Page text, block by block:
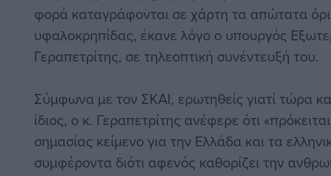
φορά καταγράφονται σε χάρτη τα απώτατα
υφαλοκρηπίδας, έκανε λόγο ο υπουργός
Γεραπετρίτης, σε τηλεοπτική συνέντευξή του.
Σύμφωνα με τον ΣΚΑΙ, ερωτηθείς γιατί τώρα
ίδιος, ο κ. Γεραπετρίτης ανέφερε ότι
σημασίας κείμενο για την Ελλάδα και τα
συμφέροντα διότι αφενός καθορίζει την